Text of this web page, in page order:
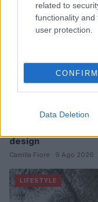
related to
functionality
user protection.
CONFIRM
Data Deletion
design
Camilla Fiore · 9 Ago 2026
LIFESTYLE